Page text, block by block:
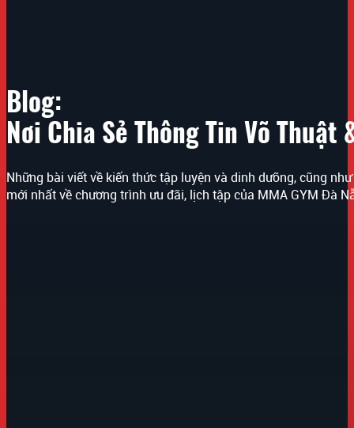
Blog:
Nơi Chia Sẻ Thông Tin Võ Thuật
Những bài viết về kiến thức tập luyện và dinh dưỡng, cũng
mới nhất về chương trình ưu đãi, lịch tập của MMA GYM Đà